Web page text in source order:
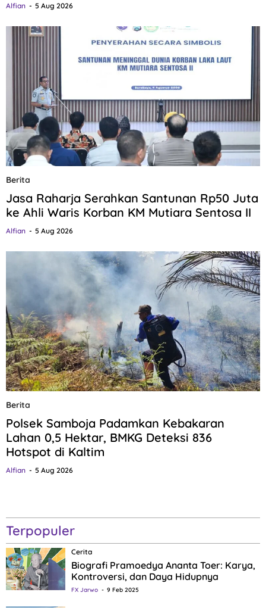
Alfian 5 Aug 2026
Berita
Jasa Raharja Serahkan Santunan Rp50 Juta
ke Ahli Waris Korban KM Mutiara Sentosa II
Alfian 5 Aug 2026
Berita
Polsek Samboja Padamkan Kebakaran
Lahan 0,5 Hektar, BMKG Deteksi 836
Hotspot di Kaltim
Alfian 5 Aug 2026
Terpopuler
Cerita
Biografi Pramoedya Ananta Toer: Karya,
Kontroversi, dan Daya Hidupnya
FX Jarwo 9 Feb 2025